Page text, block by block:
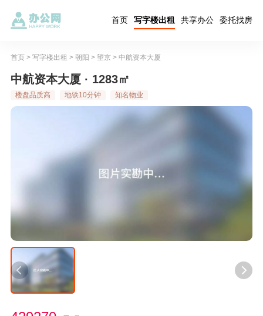
首页 写字楼出租 共享办公 委托找房
首页> 写字楼出租 > 朝阳 > 望京> 中航资本大厦
中航资本大厦 · 1283㎡
楼盘品质高 地铁10分钟 知名物业